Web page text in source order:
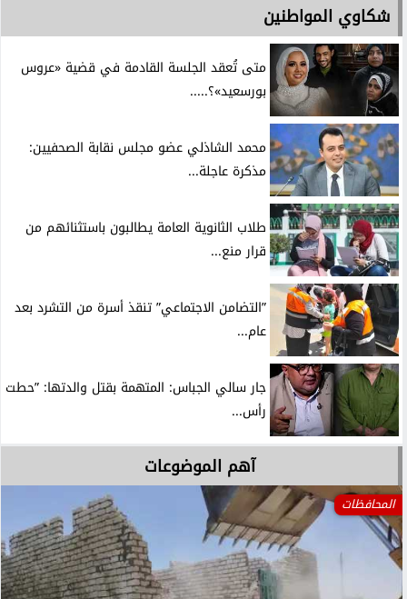
شكاوي المواطنين
متى تُعقد الجلسة القادمة في قضية «عروس
بورسعيد»؟.....
محمد الشاذلي عضو مجلس نقابة الصحفيين:
مذكرة عاجلة...
طلاب الثانوية العامة يطالبون باستثنائهم من
قرار منع...
”التضامن الاجتماعي” تنقذ أسرة من التشرد بعد
عام...
جار سالي الجباس: المتهمة بقتل والدتها: ”حطت
رأس...
آهم الموضوعات
المحافظات